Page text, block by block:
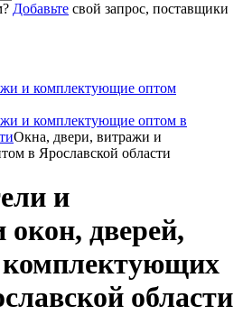
Добавьте свой запрос, поставщики
и комплектующие оптом
и комплектующие оптом в
Окна, двери, витражи и
в Ярославской области
и
дверей,
области